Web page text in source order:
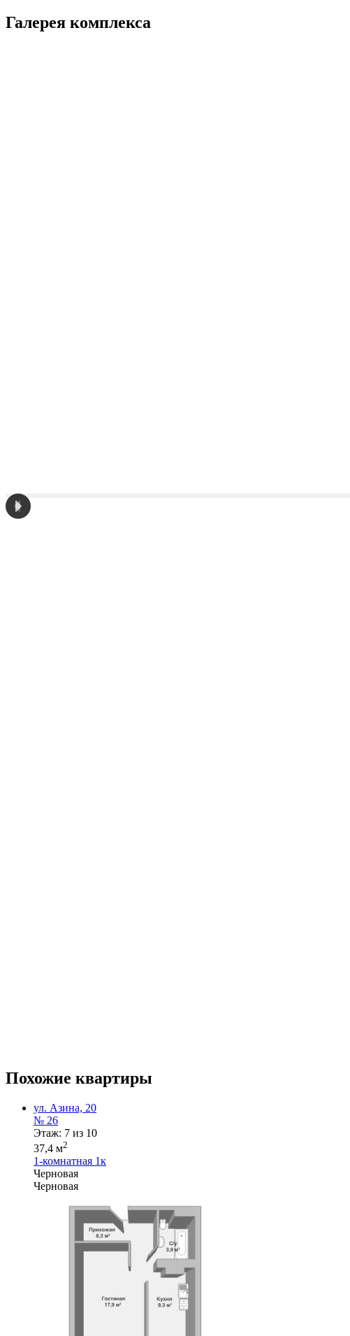
Галерея комплекса
Похожие квартиры
ул. Азина, 20
№ 26
Этаж: 7 из 10
37,4 м2
1-комнатная 1к
Черновая
Черновая